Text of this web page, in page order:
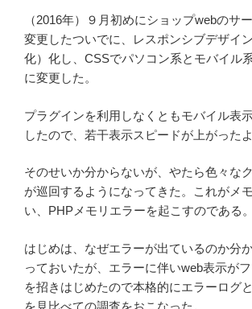
（2016年）９月初めにショップwebのサ
変更したついでに、レスポンシブデザイ
化）化し、CSSでパソコン系とモバイル
に変更した。
プラグインを利用しなくともモバイル表
したので、若干表示スピードが上がった
そのせいか分からないが、やたら色々な
が巡回するようになってきた。これがメ
い、PHPメモリエラーを起こすのである。
はじめは、なぜエラーが出ているのか分
っておいたが、エラーに伴いweb表示が
を招きはじめたので本格的にエラーログ
を見比べての調査をおこなった。